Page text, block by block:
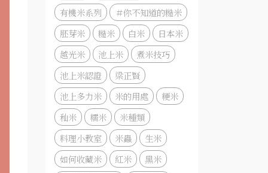
有機米系列
＃你不知道的糙米
胚芽米
糙米 白米
日本米
越光米
池上米
煮米技巧
池上米認證
梁正賢
池上多力米
米的用處
粳米
秈米
糯米
米種類
料理小教室
米蟲
生米
如何收藏米
紅米
黑米